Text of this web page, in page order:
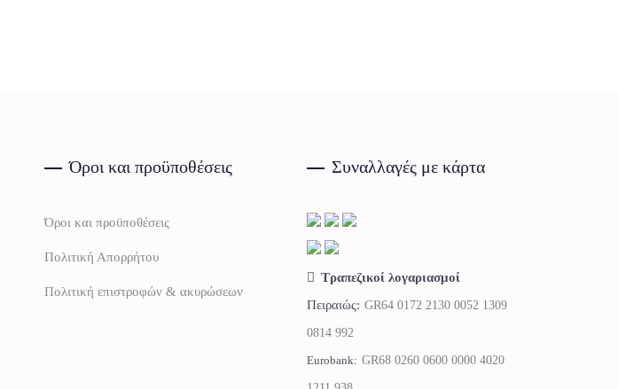
Όροι και προϋποθέσεις
Όροι και προϋποθέσεις
Πολιτική Απορρήτου
Πολιτική επιστροφών & ακυρώσεων
Συναλλαγές με κάρτα
Τραπεζικοί λογαριασμοί
Πειραιώς: GR64 0172 2130 0052 1309
0814 992
Eurobank: GR68 0260 0600 0000 4020